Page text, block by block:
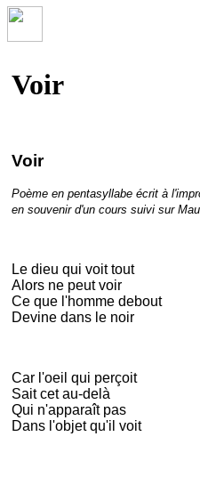
Voir
Voir
Poème en pentasyllabe écrit à
en souvenir d'un cours suivi sur
Le dieu qui voit tout
Alors ne peut voir
Ce que l'homme debout
Devine dans le noir
Car l'oeil qui perçoit
Sait cet au-delà
Qui n'apparaît pas
Dans l'objet qu'il voit